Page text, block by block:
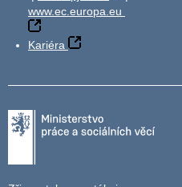
www.ec.europa.eu
Kariéra